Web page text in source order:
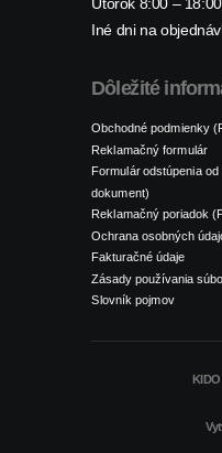
Utorok 8:00 – 18:00
Iné dni na
Dôležité
Obchodné podmienky
Reklamačný formulár
Formulár odstúpenia
dokument)
Reklamačný poriadok
Ochrana osobných
Fakturačné údaje
Zásady používania
Slovník pojmov